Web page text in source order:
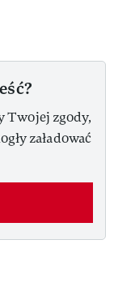
Twojej zgody,
załadować